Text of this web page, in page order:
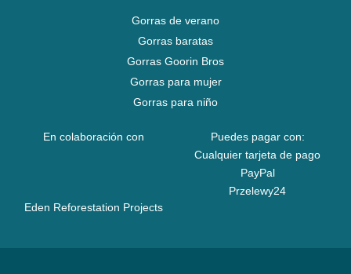
Gorras de verano
Gorras baratas
Gorras Goorin Bros
Gorras para mujer
Gorras para niño
En colaboración con
Eden Reforestation Projects
Puedes pagar con:
Cualquier tarjeta de pago
PayPal
Przelewy24